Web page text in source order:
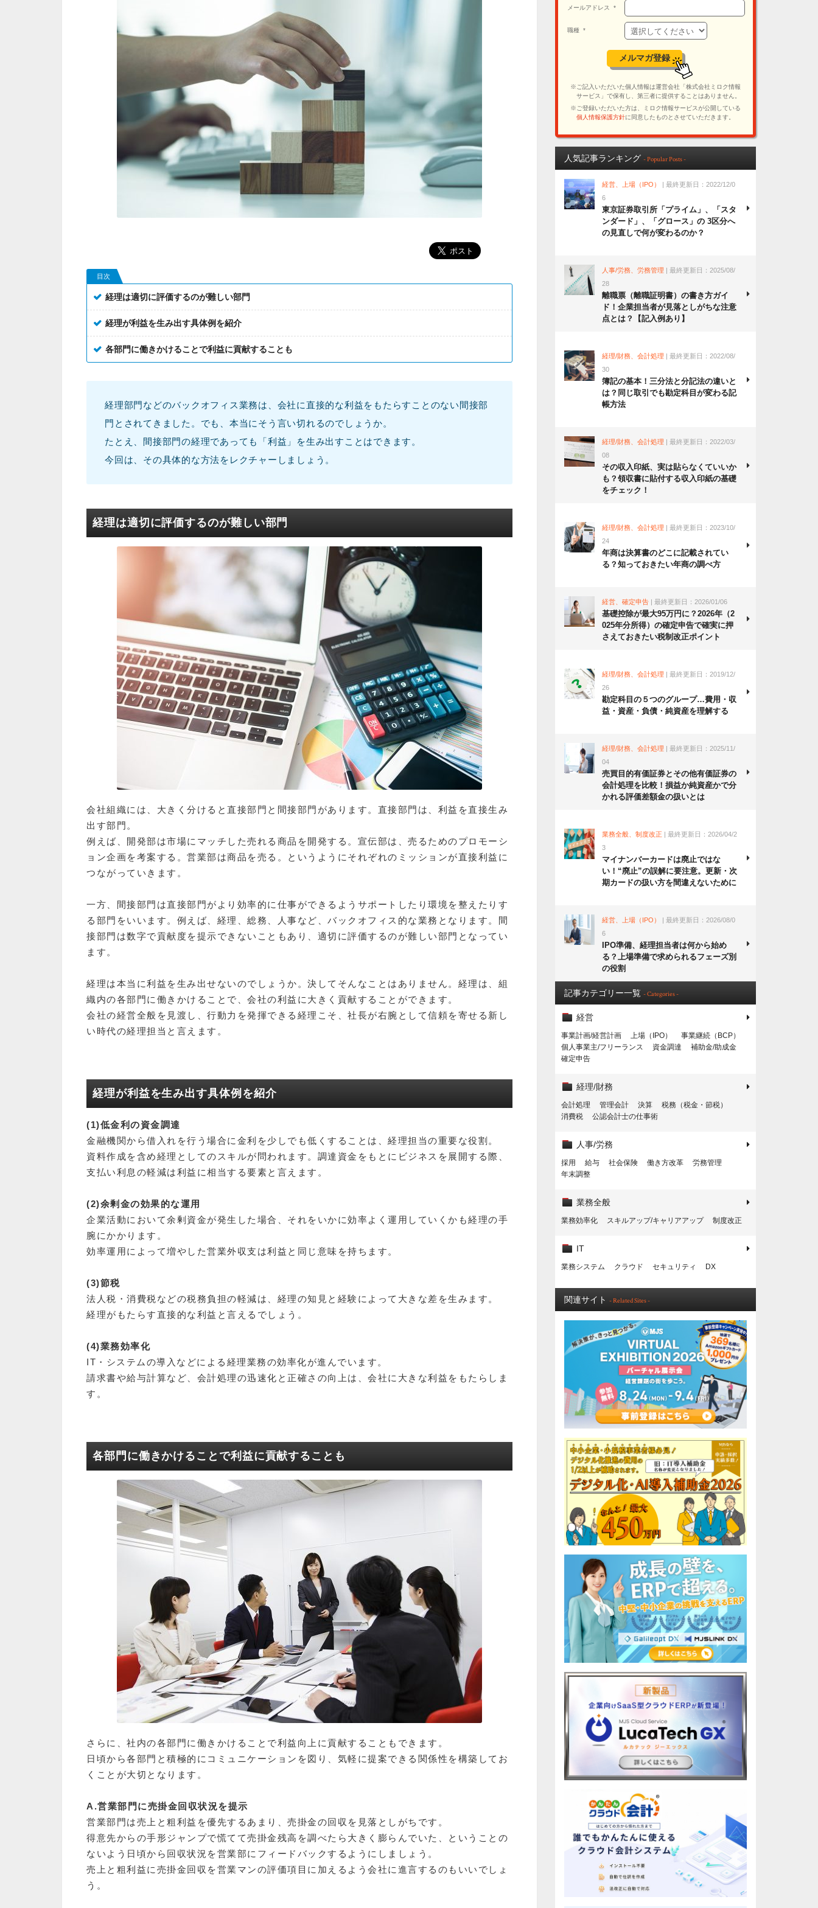
目次
経理は適切に評価するのが難しい部門
経理が利益を生み出す具体例を紹介
各部門に働きかけることで利益に貢献することも
経理部門などのバックオフィス業務は、会社に直接的な利益をもたらすことのない間接部
門とされてきました。でも、本当にそう言い切れるのでしょうか。
たとえ、間接部門の経理であっても「利益」を生み出すことはできます。
今回は、その具体的な方法をレクチャーしましょう。
経理は適切に評価するのが難しい部門
会社組織には、大きく分けると直接部門と間接部門があります。直接部門は、利益を直接生み
出す部門。
例えば、開発部は市場にマッチした売れる商品を開発する。宣伝部は、売るためのプロモーシ
ョン企画を考案する。営業部は商品を売る。というようにそれぞれのミッションが直接利益に
つながっていきます。
一方、間接部門は直接部門がより効率的に仕事ができるようサポートしたり環境を整えたりす
る部門をいいます。例えば、経理、総務、人事など、バックオフィス的な業務となります。間
接部門は数字で貢献度を提示できないこともあり、適切に評価するのが難しい部門となってい
ます。
経理は本当に利益を生み出せないのでしょうか。決してそんなことはありません。経理は、組
織内の各部門に働きかけることで、会社の利益に大きく貢献することができます。
会社の経営全般を見渡し、行動力を発揮できる経理こそ、社長が右腕として信頼を寄せる新し
い時代の経理担当と言えます。
経理が利益を生み出す具体例を紹介
(1)低金利の資金調達
金融機関から借入れを行う場合に金利を少しでも低くすることは、経理担当の重要な役割。
資料作成を含め経理としてのスキルが問われます。調達資金をもとにビジネスを展開する際、
支払い利息の軽減は利益に相当する要素と言えます。
(2)余剰金の効果的な運用
企業活動において余剰資金が発生した場合、それをいかに効率よく運用していくかも経理の手
腕にかかります。
効率運用によって増やした営業外収支は利益と同じ意味を持ちます。
(3)節税
法人税・消費税などの税務負担の軽減は、経理の知見と経験によって大きな差を生みます。
経理がもたらす直接的な利益と言えるでしょう。
(4)業務効率化
IT・システムの導入などによる経理業務の効率化が進んでいます。
請求書や給与計算など、会計処理の迅速化と正確さの向上は、会社に大きな利益をもたらしま
す。
各部門に働きかけることで利益に貢献することも
さらに、社内の各部門に働きかけることで利益向上に貢献することもできます。
日頃から各部門と積極的にコミュニケーションを図り、気軽に提案できる関係性を構築してお
くことが大切となります。
A.営業部門に売掛金回収状況を提示
営業部門は売上と粗利益を優先するあまり、売掛金の回収を見落としがちです。
得意先からの手形ジャンプで慌てて売掛金残高を調べたら大きく膨らんでいた、ということの
ないよう日頃から回収状況を営業部にフィードバックするようにしましょう。
売上と粗利益に売掛金回収を営業マンの評価項目に加えるよう会社に進言するのもいいでしょ
う。
人気記事ランキング - Popular Posts -
経営、上場（IPO）
| 最終更新日：2022/12/0
6
東京証券取引所「プライム」、「スタ
ンダード」、「グロース」の 3区分へ
の見直しで何が変わるのか？
人事/労務、労務管理 | 最終更新日：2025/08/
28
離職票（離職証明書）の書き方ガイ
ド！企業担当者が見落としがちな注意
点とは？【記入例あり】
経理/財務、会計処理 | 最終更新日：2022/08/
30
簿記の基本！三分法と分記法の違いと
は？同じ取引でも勘定科目が変わる記
帳方法
経理/財務、会計処理 | 最終更新日：2022/03/
08
その収入印紙、実は貼らなくていいか
も？領収書に貼付する収入印紙の基礎
をチェック！
経理/財務、会計処理 | 最終更新日：2023/10/
24
年商は決算書のどこに記載されてい
る？知っておきたい年商の調べ方
経営、確定申告 | 最終更新日：2026/01/06
基礎控除が最大95万円に？2026年（2
025年分所得）の確定申告で確実に押
さえておきたい税制改正ポイント
経理/財務、会計処理 | 最終更新日：2019/12/
26
勘定科目の５つのグループ…費用・収
益・資産・負債・純資産を理解する
経理/財務、会計処理 | 最終更新日：2025/11/
04
売買目的有価証券とその他有価証券の
会計処理を比較！損益か純資産かで分
かれる評価差額金の扱いとは
業務全般、制度改正 | 最終更新日：2026/04/2
3
マイナンバーカードは廃止ではな
い！“廃止”の誤解に要注意。更新・次
期カードの扱い方を間違えないために
経営、上場（IPO）
| 最終更新日：2026/08/0
6
IPO準備、経理担当者は何から始め
る？上場準備で求められるフェーズ別
の役割
記事カテゴリー一覧 - Categories -
経営
事業計画/経営計画 上場（IPO）
事業継続（BCP）
個人事業主/フリーランス
資金調達
補助金/助成金
確定申告
経理/財務
会計処理 管理会計 決算
税務（税金・節税）
消費税
公認会計士の仕事術
人事/労務
採用 給与 社会保険 働き方改革
労務管理
年末調整
業務全般
業務効率化 スキルアップ/キャリアアップ 制度改正
IT
業務システム クラウド セキュリティ DX
関連サイト - Related Sites -